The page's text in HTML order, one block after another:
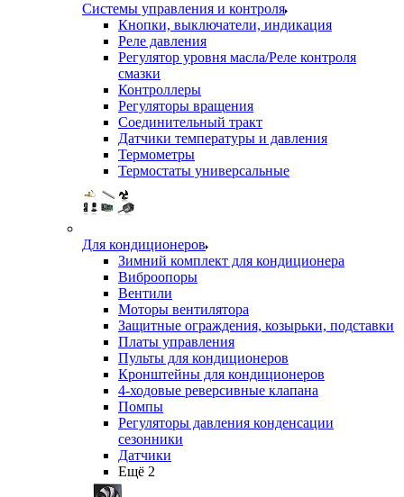
Системы управления и контроля
Кнопки, выключатели, индикация
Реле давления
Регулятор уровня масла/Реле контроля
смазки
Контроллеры
Регуляторы вращения
Соединительный тракт
Датчики температуры и давления
Термометры
Термостаты универсальные
Для кондиционеров
Зимний комплект для кондиционера
Виброопоры
Вентили
Моторы вентилятора
Защитные ограждения, козырьки, подставки
Платы управления
Пульты для кондиционеров
Кронштейны для кондиционеров
4-ходовые реверсивные клапана
Помпы
Регуляторы давления конденсации
сезонники
Датчики
Ещё 2